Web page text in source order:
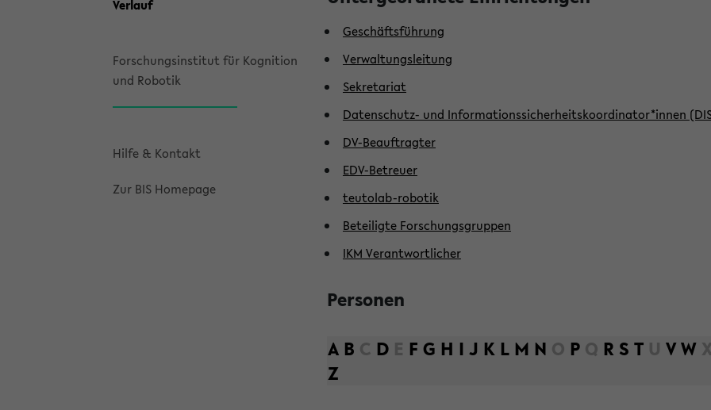
Verlauf
Forschungsinstitut für Kognition
und Robotik
Hilfe & Kontakt
Zur BIS Homepage
Geschäftsführung
Verwaltungsleitung
Sekretariat
Datenschutz- und Informationssicherheitskoordinator*innen
DV-Beauftragter
EDV-Betreuer
teutolab-robotik
Beteiligte Forschungsgruppen
IKM Verantwortlicher
Personen
A B C D E F G H I J K L M N O P Q R S T U VW
Z